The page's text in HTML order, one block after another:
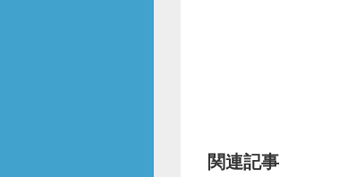
関連記事